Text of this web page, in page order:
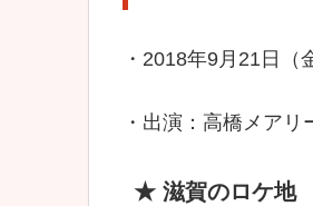
・2018年9月21日
・出演：高橋メア
★ 滋賀のロケ地